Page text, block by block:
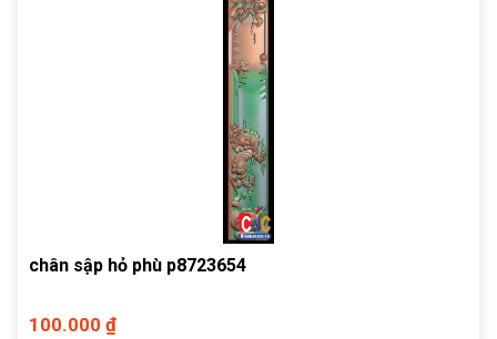
chân sập hỏ phù p8723654
100.000 ₫